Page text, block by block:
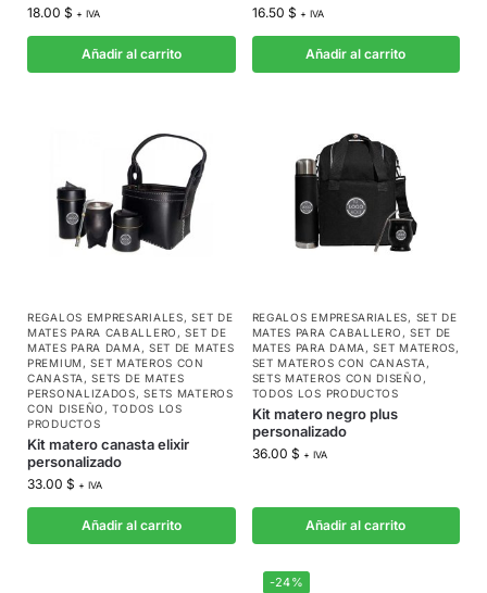
18.00 $ + IVA
Añadir al carrito
16.50 $ + IVA
Añadir al carrito
REGALOS EMPRESARIALES,SET DE
MATES PARA CABALLERO ,SET DE
MATES PARA DAMA , SET DE MATES
PREMIUM,SET MATEROS CON
CANASTA ,SETS DE MATES
PERSONALIZADOS,SETS MATEROS
CON DISEÑO ,TODOS LOS
PRODUCTOS
Kit matero canasta elixir
personalizado
33.00 $ + IVA
Añadir al carrito
REGALOS EMPRESARIALES, SET DE
MATES PARA CABALLERO , SET DE
MATES PARA DAMA ,SET MATEROS,
SET MATEROS CON CANASTA ,
SETS MATEROS CON DISEÑO ,
TODOS LOS PRODUCTOS
Kit matero negro plus
personalizado
36.00 $ + IVA
Añadir al carrito
-24%